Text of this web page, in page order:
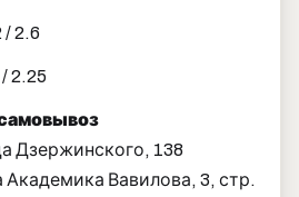
/ 2.6
2.25
Дзержинского, 138
Академика Вавилова, 3, стр.